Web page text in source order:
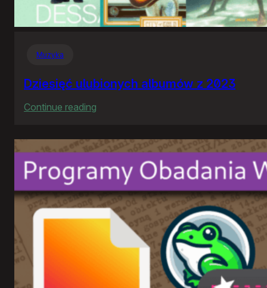
Muzyka
Dziesięć ulubionych albumów z 2023
Continue reading
ulubionych
albumów
z
2023